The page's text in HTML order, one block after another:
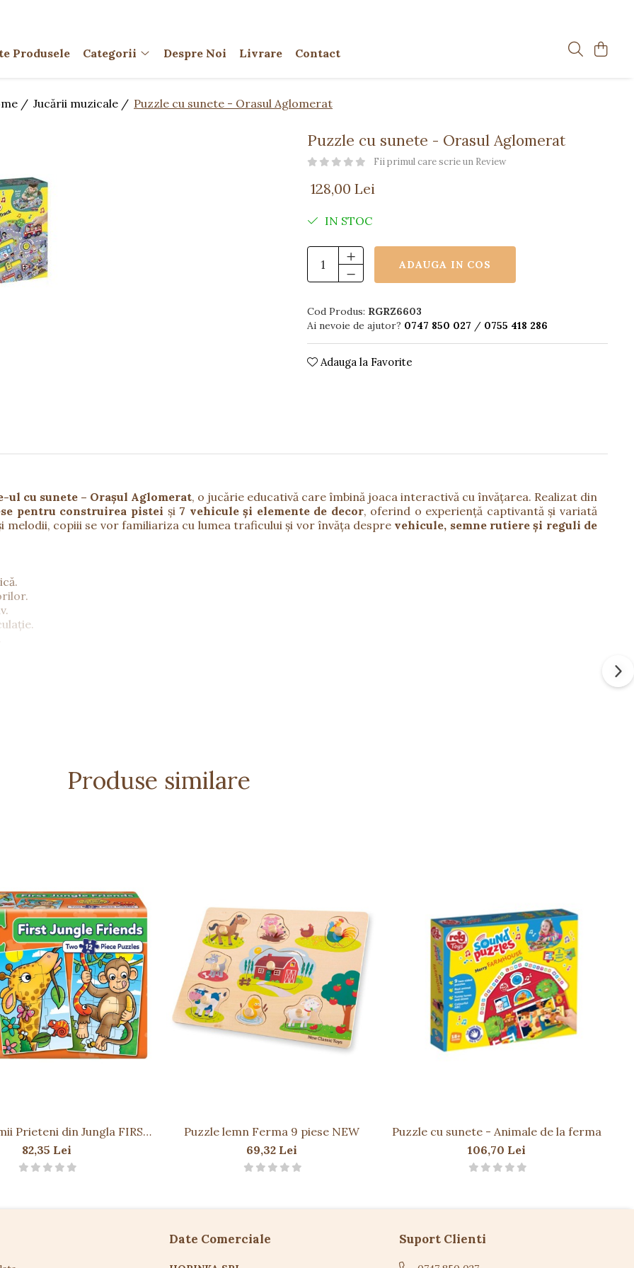
Produsele Categorii Despre Noi Livrare Contact
/ Jucării muzicale / Puzzle cu sunete - Orasul Aglomerat
Puzzle cu sunete - Orasul Aglomerat
Fii primul care scrie un Review
128,00 Lei
IN STOC
ADAUGA IN COS
Cod Produs: RGRZ6603
Ai nevoie de ajutor? 0747 850 027 / 0755 418 286
Adauga la Favorite
ul cu sunete – Orașul Aglomerat, o jucărie educativă care îmbină joaca interactivă cu învățarea. Realizat din
pentru construirea pistei și 7 vehicule și elemente de decor, oferind o experiență captivantă și variată
copiii se vor familiariza cu lumea traficului și vor învăța despre vehicule, semne rutiere și reguli de
Produse similare
Prieteni din Jungla FIRST
JUNGLE FRIENDS
82,35 Lei
Puzzle lemn Ferma 9 piese NEW
69,32 Lei
Puzzle cu sunete - Animale de la ferma
106,70 Lei
Date Comerciale Suport Clienti